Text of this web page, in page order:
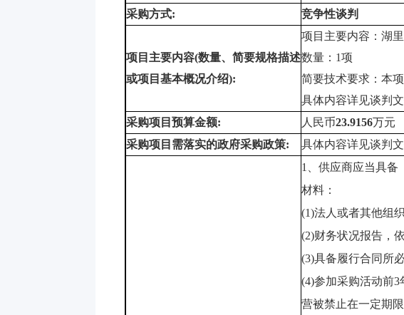
采购方式: 竞争性谈判
项目主要内容(数量、简要规格描述
或项目基本概况介绍):
项目主要内容：湖
数量： 1项
简要技术要求：本
具体内容详见谈判文
采购项目预算金额: 人民币23.9156万元
采购项目需落实的政府采购政策: 具体内容详见谈判
1
、供应商应当具
材料：
(1)法人或者其他组
(2)财务状况报告，
(3)具备履行合同所
(4)参加采购活动前3
营被禁止在一定期